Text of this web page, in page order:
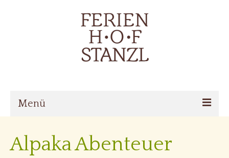
Menü
Über den Hof
Alpaka Abenteuer